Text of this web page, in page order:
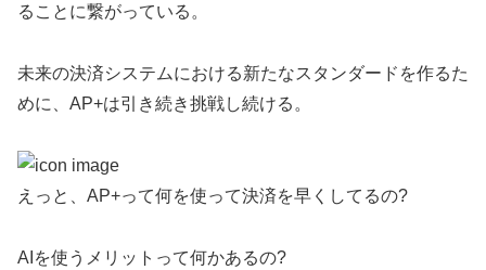
ることに繋がっている。
未来の決済システムにおける新たなスタンダードを作るた
めに、AP+は引き続き挑戦し続ける。
えっと、AP+って何を使って決済を早くしてるの?
AIを使うメリットって何かあるの?